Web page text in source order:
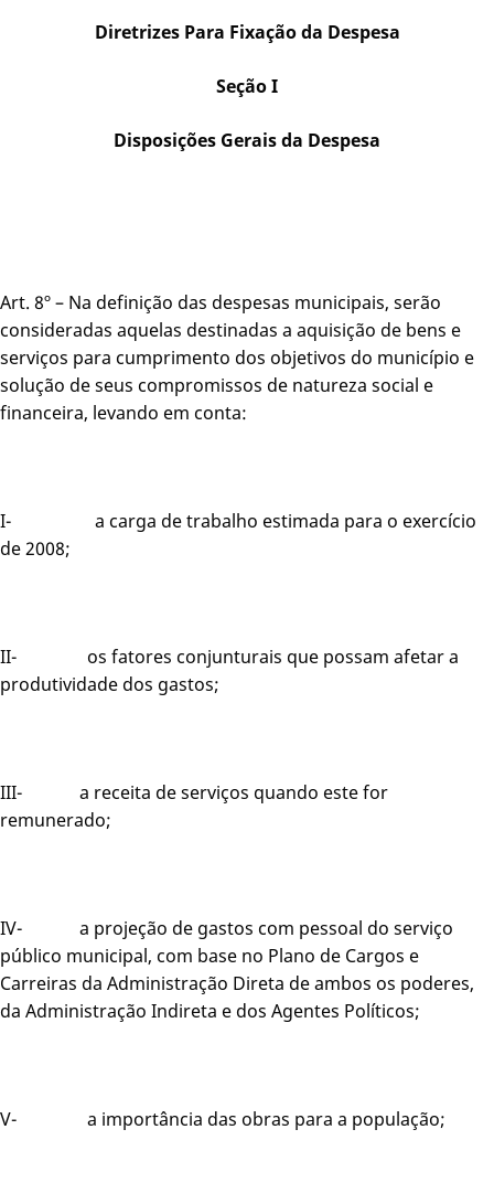
Diretrizes Para Fixação da Despesa
Seção I
Disposições Gerais da Despesa
Art. 8º – Na definição das despesas municipais, serão
consideradas aquelas destinadas a aquisição de bens e
serviços para cumprimento dos objetivos do município e
solução de seus compromissos de natureza social e
financeira, levando em conta:
I- a carga de trabalho estimada para o exercício
de 2008;
II- os fatores conjunturais que possam afetar a
produtividade dos gastos;
III- a receita de serviços quando este for
remunerado;
IV- a projeção de gastos com pessoal do serviço
público municipal, com base no Plano de Cargos e
Carreiras da Administração Direta de ambos os poderes,
da Administração Indireta e dos Agentes Políticos;
V- a importância das obras para a população;